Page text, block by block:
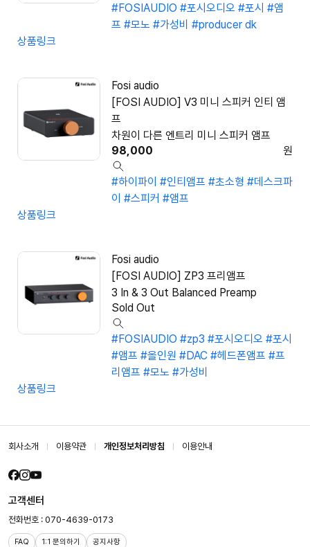
#FOSIAUDIO #포시오디오 #포시 #앰
프 #모노 #가성비 #producer dk
상품링크
Fosi audio
[FOSI AUDIO] V3 미니 스피커 인티 앰
프
차원이 다른 엔트리 미니 스피커 앰프
98,000
원
#하이파이 #인티앰프 #초소형 #데스크파
이 #스피커 #앰프
상품링크
Fosi audio
[FOSI AUDIO] ZP3 프리앰프
3 In & 3 Out Balanced Preamp
Sold Out
#FOSIAUDIO #zp3 #포시오디오 #포시
#앰프 #올인원 #DAC #헤드폰앰프 #프
리앰프 #모노 #가성비
상품링크
회사소개 이용약관 개인정보처리방침 이용안내
고객센터
전화번호 : 070-4639-0173
FAQ 1:1 문의하기 공지사항